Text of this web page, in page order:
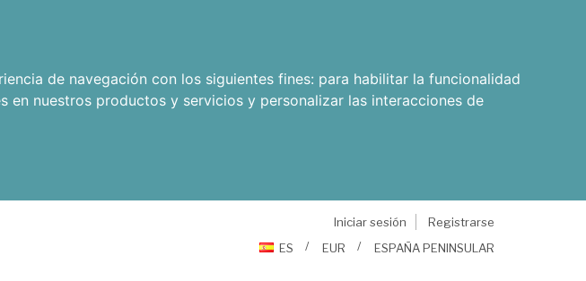
de navegación con los siguientes fines: para habilitar la funcionalidad
en nuestros productos y servicios y personalizar las interacciones de
Iniciar sesión
Registrarse
ES
EUR ESPAÑA PENINSULAR